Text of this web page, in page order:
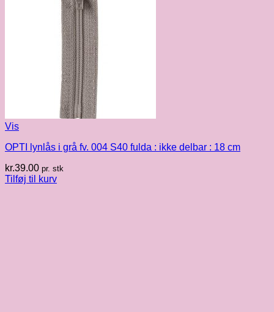
Vis
OPTI lynlås i grå fv. 004 S40 fulda : ikke delbar : 18 cm
kr.39.00 pr. stk
Tilføj til kurv